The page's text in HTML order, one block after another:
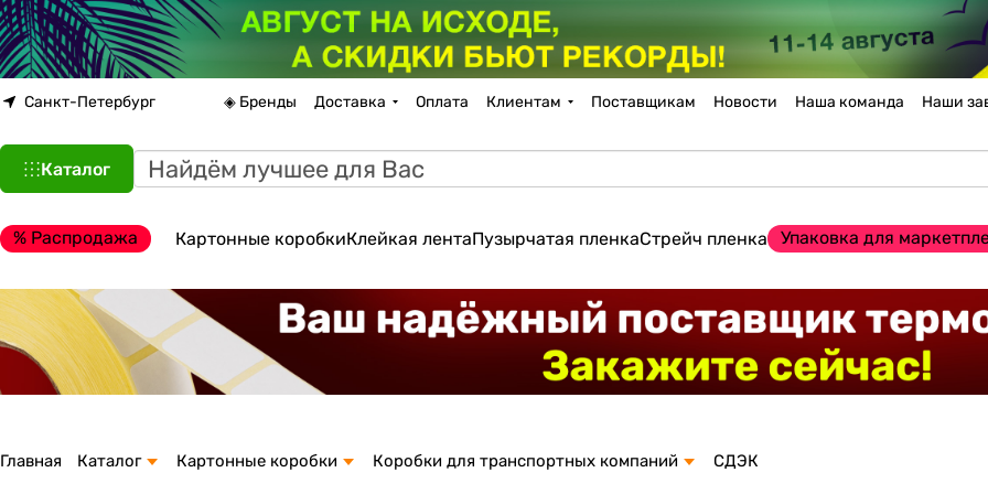
Санкт-Петербург ◈ Бренды Доставка Оплата Клиентам Поставщикам Новости Наша команда Наши
Каталог
% Распродажа Картонные коробкиКлейкая лентаПузырчатая пленкаСтрейч пленка Упаковка для
Главная Каталог Картонные коробки Коробки для транспортных компаний СДЭК